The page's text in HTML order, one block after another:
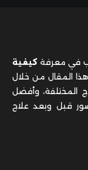
في معرفة كيفية
هذا المقال من خلال
المختلفة، وأفضل
قبل وبعد علاج